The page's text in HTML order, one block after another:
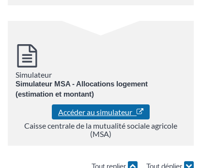
Simulateur
Simulateur MSA - Allocations logement
(estimation et montant)
Accéder au simulateur
Caisse centrale de la mutualité sociale agricole
(MSA)
Tout replier Tout déplier